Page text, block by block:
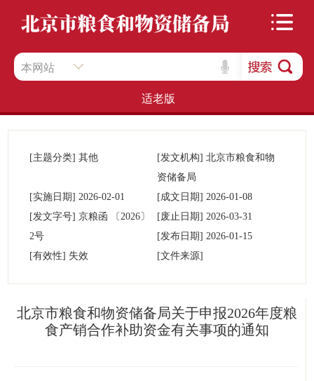
本网站
适老版
[主题分类]其他 [发文机构] 北京市粮食和物
资储备局
[实施日期]2026-02-01 [成文日期] 2026-01-08
[发文字号]京粮函
〔2026〕
2号
[废止日期] 2026-03-31
[发布日期] 2026-01-15
[有效性] 失效 [文件来源]
北京市粮食和物资储备局关于申报2026年度粮
食产销合作补助资金有关事项的通知